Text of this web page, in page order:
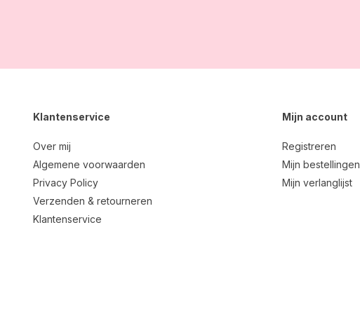
Klantenservice
Over mij
Algemene voorwaarden
Privacy Policy
Verzenden & retourneren
Klantenservice
Mijn account
Registreren
Mijn bestellingen
Mijn verlanglijst